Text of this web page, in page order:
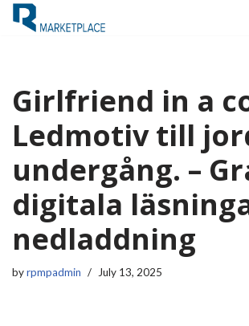
Girlfriend in a
Ledmotiv till
undergång. –
digitala
nedladdning
byrpmpadmin July 13, 2025